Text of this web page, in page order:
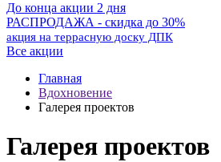
До конца акции 2 дня
РАСПРОДАЖА - скидка до 30%
акция на террасную доску ДПК
Все акции
Главная
Вдохновение
Галерея проектов
Галерея проектов